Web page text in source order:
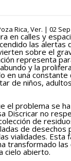
Rica, Ver. | 02 Sep
en calles y
las alertas
sobre el
representa
y la
en una constante
de niños,
el problema se
Discricar no
de
de desechos
vialidades. Esta
transformado las
cielo abierto.